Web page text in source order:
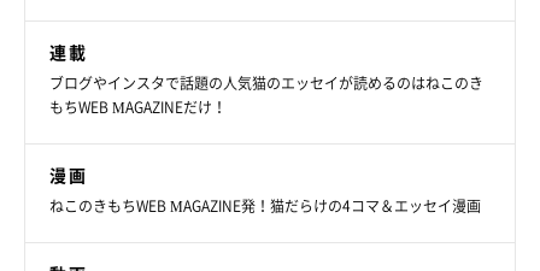
連載
ブログやインスタで話題の人気猫のエッセイが読めるのはねこのき
もちWEB MAGAZINEだけ！
漫画
ねこのきもちWEB MAGAZINE発！猫だらけの4コマ＆エッセイ漫画